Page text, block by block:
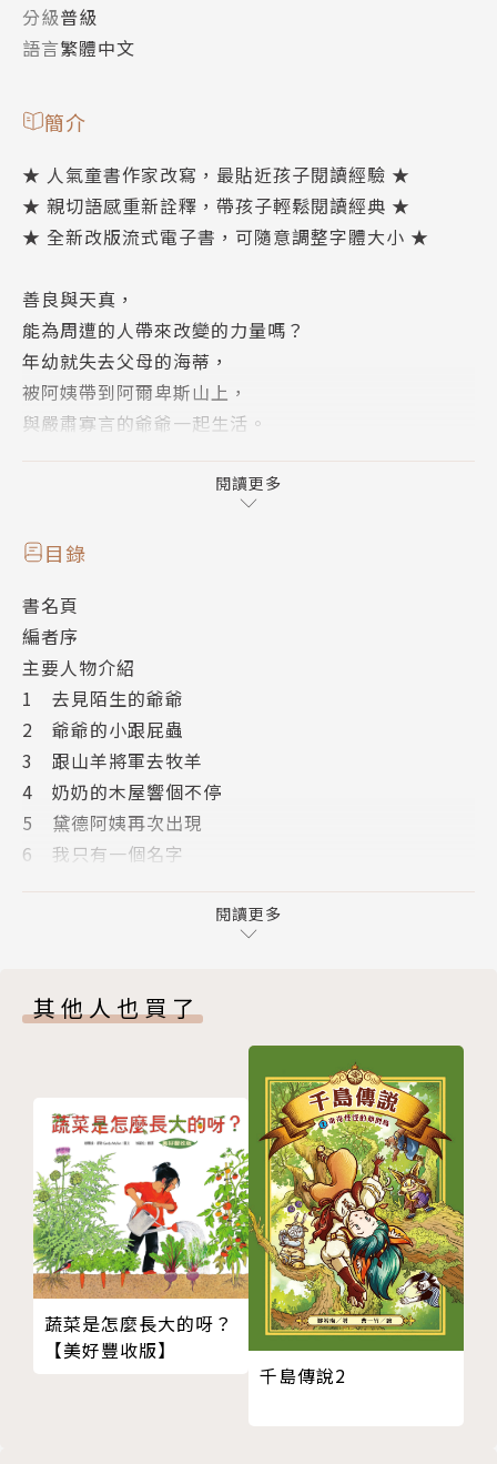
分級普級
語言繁體中文
簡介
★ 人氣童書作家改寫，最貼近孩子閱讀經驗 ★
★ 親切語感重新詮釋，帶孩子輕鬆閱讀經典 ★
★ 全新改版流式電子書，可隨意調整字體大小 ★
善良與天真，
能為周遭的人帶來改變的力量嗎？
年幼就失去父母的海蒂，
被阿姨帶到阿爾卑斯山上，
與嚴肅寡言的爺爺一起生活。
也為牧羊童彼得與他的奶奶帶來無數的歡樂。
熱愛大自然的她，好喜歡在阿爾卑斯山的生活！
但阿姨突然到訪，準備將她帶往城裡，
她離開阿爾卑斯山後，能否適應城裡的生活呢？
她的天真活潑，會帶領克拉拉走向陽光嗎？
【史畢利夫人與《海蒂》】
《海蒂》的故事是作者史畢利夫人在五十三歲時執筆寫
成，當時她強忍著先後失去唯一的兒子與摯愛的丈夫的
重大打擊，化悲痛為力量，走筆不停，不斷的透過文字
為他人獻上溫馨的鼓勵。她似乎藉由寫出這樣無限樂天
潮。一百多年來，這個故事果然打動了無數人的心，也
觀光景點；瑞士阿爾卑斯山區的小鎮還有個「海蒂
村」，裡面設有房屋，以及十九世紀的各種農牧器具，
重現海蒂的生活場景，帶領訪客進入海蒂的世界。《海
蒂》被翻譯成了五十多種語言，或許這也印證了一件
事：「愛」就是人類共通的語言。
【本書特色】
◎英國BBC：「永遠的必讀經典」
◎鼓勵讀者以正向樂觀的力量改變人生
◎強調堅定的善良也能帶來改變的力量
閱讀更多
目錄
書名頁
編者序
主要人物介紹
1 去見陌生的爺爺
2 爺爺的小跟屁蟲
3 跟山羊將軍去牧羊
4 奶奶的木屋響個不停
5 黛德阿姨再次出現
6 我只有一個名字
11 回到高崗上
後記 在我們心裡，海蒂與高山始終占據一席之地
版權頁
閱讀更多
其他人也買了
蔬菜是怎麼長大的呀？
【美好豐收版】
千島傳說2